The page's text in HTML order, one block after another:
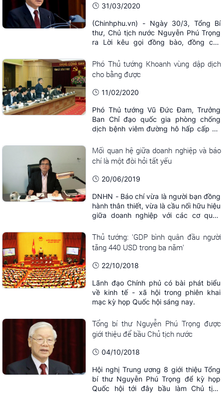
31/03/2020
(Chinhphu.vn) - Ngày 30/3, Tổng Bí
thư, Chủ tịch nước Nguyễn Phú Trọng
ra Lời kêu gọi đồng bào, đồng chí,
nước ngoài đoàn kết một lòng, thống
nhất ý chí và hành động, thực hiện
quyết liệt, hiệu quả những chủ trương
của Đảng và Nhà nước, sự chỉ đạo,
điều hành của ...
Phó Thủ tướng Khoanh vùng dập dịch
cho bằng được
11/02/2020
Phó Thủ tướng Vũ Đức Đam, Trưởng
Ban Chỉ đạo quốc gia phòng chống
dịch bệnh viêm đường hô hấp cấp do
nhấn mạnh điều này khi làm việc với
tỉnh Vĩnh Phúc về công tác phòng
chống dịch, chiều 10/2.
Mối quan hệ giữa doanh nghiệp và báo
chí là một đòi hỏi tất yếu
20/06/2019
DNHN - Báo chí vừa là người bạn đồng
hành thân thiết, vừa là cầu nối hữu hiệu
giữa doanh nghiệp với các cơ quan
Báo chí Cách mạng Việt Nam
(21/6/1925- 21/6/2019), Tạp chí Doanh
nghiệp & Hội nhập đã có cuộc trò
chuyện với TS. Tô Hoài Nam - Phó Chủ
tịch Thường trực ...
Thủ tướng: 'GDP bình quân đầu người
tăng 440 USD trong ba năm'
22/10/2018
Lãnh đạo Chính phủ có bài phát biểu
về kinh tế - xã hội trong phiên khai
mạc kỳ họp Quốc hội sáng nay.
Tổng bí thư Nguyễn Phú Trọng được
giới thiệu để bầu Chủ tịch nước
04/10/2018
Hội nghị Trung ương 8 giới thiệu Tổng
bí thư Nguyễn Phú Trọng để kỳ họp
Quốc hội tới đây bầu làm Chủ tịch